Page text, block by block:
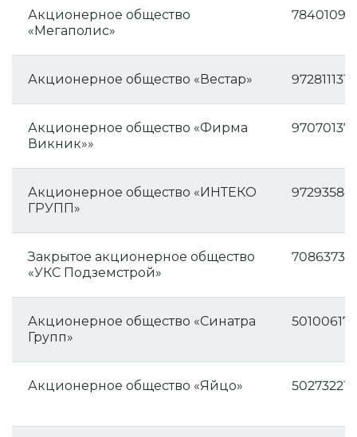
Акционерное общество
«Мегаполис»
Акционерное общество «Вестар» 9728111312
Акционерное общество «Фирма
Викник»»
Акционерное общество «ИНТЕКО
ГРУПП»
Закрытое акционерное общество
«УКС Подземстрой»
708637311
Акционерное общество «Синатра
Групп»
Акционерное общество «Яйцо»